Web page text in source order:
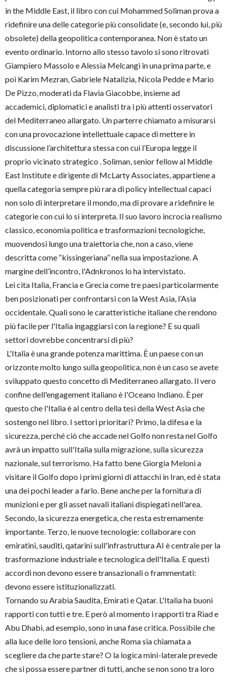
in the Middle East, il libro con cui Mohammed Soliman prova a
ridefinire una delle categorie più consolidate (e, secondo lui, più
obsolete) della geopolitica contemporanea. Non è stato un
evento ordinario. Intorno allo stesso tavolo si sono ritrovati
Giampiero Massolo e Alessia Melcangi in una prima parte, e
poi Karim Mezran, Gabriele Natalizia, Nicola Pedde e Mario
De Pizzo, moderati da Flavia Giacobbe, insieme ad
accademici, diplomatici e analisti tra i più attenti osservatori
del Mediterraneo allargato. Un parterre chiamato a misurarsi
con una provocazione intellettuale capace di mettere in
discussione l’architettura stessa con cui l’Europa legge il
proprio vicinato strategico . Soliman, senior fellow al Middle
East Institute e dirigente di McLarty Associates, appartiene a
quella categoria sempre più rara di policy intellectual capaci
non solo di interpretare il mondo, ma di provare a ridefinire le
categorie con cui lo si interpreta. Il suo lavoro incrocia realismo
classico, economia politica e trasformazioni tecnologiche,
muovendosi lungo una traiettoria che, non a caso, viene
descritta come “kissingeriana” nella sua impostazione. A
margine dell’incontro, l'Adnkronos lo ha intervistato.
Lei cita Italia, Francia e Grecia come tre paesi particolarmente
ben posizionati per confrontarsi con la West Asia, l’Asia
occidentale. Quali sono le caratteristiche italiane che rendono
più facile per l'Italia ingaggiarsi con la regione? E su quali
settori dovrebbe concentrarsi di più?
L'Italia è una grande potenza marittima. È un paese con un
orizzonte molto lungo sulla geopolitica, non è un caso se avete
sviluppato questo concetto di Mediterraneo allargato. Il vero
confine dell'engagement italiano è l'Oceano Indiano. È per
questo che l'Italia è al centro della tesi della West Asia che
sostengo nel libro. I settori prioritari? Primo, la difesa e la
sicurezza, perché ciò che accade nel Golfo non resta nel Golfo
avrà un impatto sull'Italia sulla migrazione, sulla sicurezza
nazionale, sul terrorismo. Ha fatto bene Giorgia Meloni a
visitare il Golfo dopo i primi giorni di attacchi in Iran, ed è stata
una dei pochi leader a farlo. Bene anche per la fornitura di
munizioni e per gli asset navali italiani dispiegati nell'area.
Secondo, la sicurezza energetica, che resta estremamente
importante. Terzo, le nuove tecnologie: collaborare con
emiratini, sauditi, qatarini sull'infrastruttura AI è centrale per la
trasformazione industriale e tecnologica dell'Italia. E questi
accordi non devono essere transazionali o frammentati:
devono essere istituzionalizzati.
Tornando su Arabia Saudita, Emirati e Qatar. L'Italia ha buoni
rapporti con tutti e tre. E però al momento i rapporti tra Riad e
Abu Dhabi, ad esempio, sono in una fase critica. Possibile che
alla luce delle loro tensioni, anche Roma sia chiamata a
scegliere da che parte stare? O la logica mini-laterale prevede
che si possa essere partner di tutti, anche se non sono tra loro